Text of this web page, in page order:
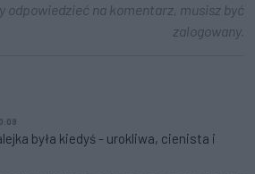
odpowiedzieć na komentarz, musisz być
zalogowany.
była kiedyś - urokliwa, cienista i